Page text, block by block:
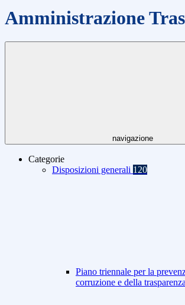
Amministrazione
navigazione
Categorie
Disposizioni generali 120
Piano triennale per la
corruzione e della trasparenza